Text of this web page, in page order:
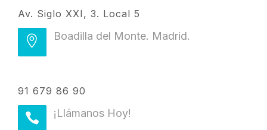
Av. Siglo XXI, 3. Local 5
Boadilla del Monte. Madrid.
91 679 86 90
¡Llámanos Hoy!